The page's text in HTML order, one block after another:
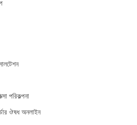
পরিকল্পনা
ঔষধ অনলাইন